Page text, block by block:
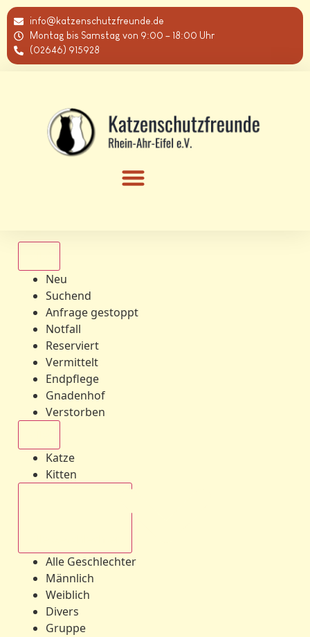
info@katzenschutzfreunde.de
Montag bis Samstag von 9:00 – 18:00 Uhr
(02646) 915928
Neu
Suchend
Anfrage gestoppt
Notfall
Reserviert
Vermittelt
Endpflege
Gnadenhof
Verstorben
Katze
Kitten
Alle Geschlechter
Männlich
Weiblich
Divers
Gruppe